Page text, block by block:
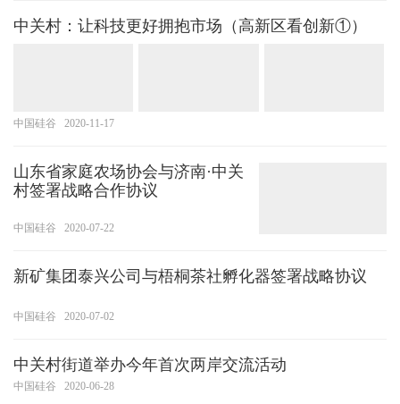
中关村：让科技更好拥抱市场（高新区看创新①）
中国硅谷 2020-11-17
山东省家庭农场协会与济南·中关
村签署战略合作协议
中国硅谷 2020-07-22
新矿集团泰兴公司与梧桐茶社孵化器签署战略协议
中国硅谷 2020-07-02
中关村街道举办今年首次两岸交流活动
中国硅谷 2020-06-28